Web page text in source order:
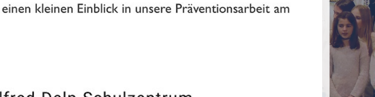
Beruf Bewegte Schule Prävention Sprachen Streitschlichter